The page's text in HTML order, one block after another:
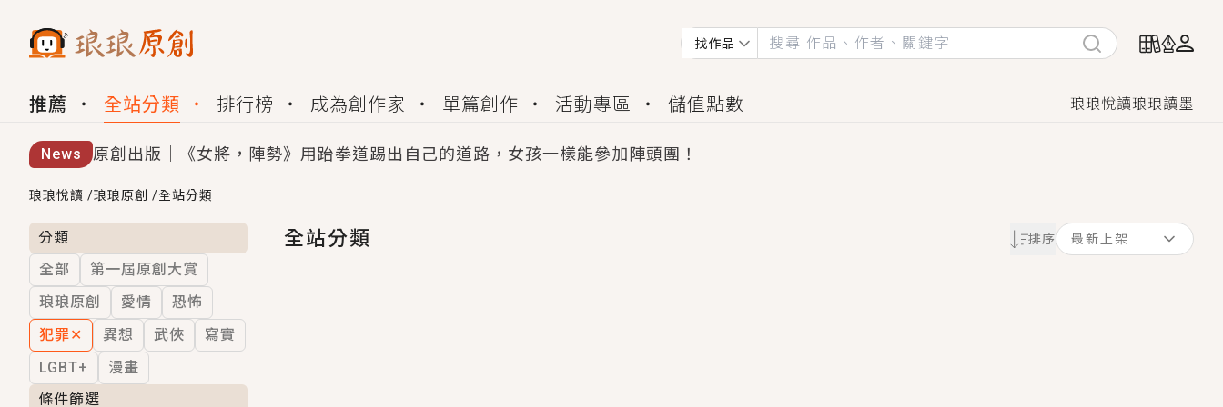
找作品
推薦 全站分類 排行榜 成為創作家 單篇創作 活動專區 儲值點數 琅琅悅讀琅琅讀墨
News 原創出版｜《女將，陣勢》用跆拳道踢出自己的道路，女孩一樣能參加陣頭團！
創,作家招募｜華文小說創作首選！有機會獲得豐富廣宣資源、專屬服務與獨享福利！
小編心動書單｜《離婚你提的，二婚嫁大佬，你哭什麼？》追妻火葬場！前夫失憶移情別戀，她頭也不回找新歡，他居然還後悔了？
GL｜《夏日與檸檬與重疊世界》炎熱的夏日、檸檬的香氣、互相愛慕的兩位少女，今夏最推純愛GL漫畫！
BL｜《費洛蒙中毒》救命！特殊費洛蒙體質世界觀，無法抗拒的吸引力，已中毒Σ>―(〃°ω°〃)♡→
OMG你嚇到我了｜《陰陽鬼店》上班族買了房子模型，但現實中買下的竟是屬於他的停屍櫃？！
言情｜《國語推行員》每個人心中都有一個連自己也無法改變的永恆， 他的一生將不由自主追逐著她……
琅琅悅讀 /琅琅原創 /全站分類
分類
全部
第一屆原創大賞
琅琅原創
愛情
恐怖
犯罪✕ 異想 武俠
寫實
LGBT+
漫畫
條件篩選
全站分類 排序 最新上架